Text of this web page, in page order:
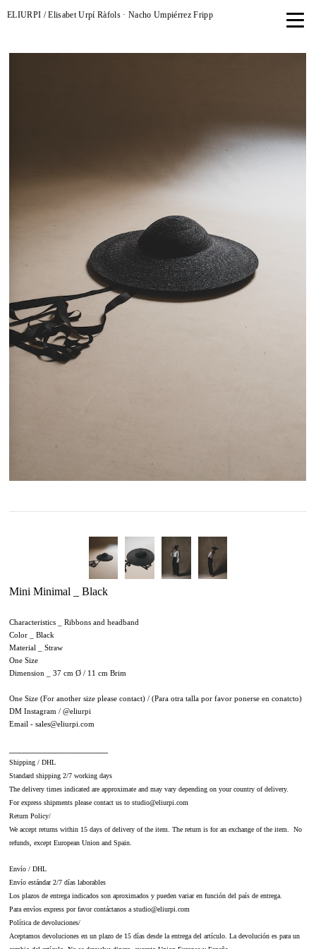
ELIURPI / Elisabet Urpí Ràfols · Nacho Umpiérrez Fripp
Mini Minimal _ Black
Characteristics _ Ribbons and headband
Color _ Black
Material _ Straw
One Size
Dimension _ 37 cm Ø / 11 cm Brim
One Size (For another size please contact) / (Para otra talla por favor ponerse en conatcto)
DM Instagram / @eliurpi
Email - sales@eliurpi.com
Shipping / DHL
Standard shipping 2/7 working days
The delivery times indicated are approximate and may vary depending on your country of delivery.
For express shipments please contact us to studio@eliurpi.com
Return Policy/
We accept returns within 15 days of delivery of the item. The return is for an exchange of the item. No
refunds, except European Union and Spain.
Envío / DHL
Envío estándar 2/7 días laborables
Los plazos de entrega indicados son aproximados y pueden variar en función del país de entrega.
Para envíos express por favor contáctanos a studio@eliurpi.com
Política de devoluciones/
Aceptamos devoluciones en un plazo de 15 días desde la entrega del artículo. La devolución es para un